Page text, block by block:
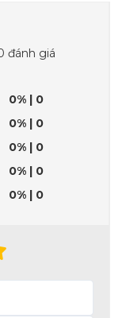
đánh giá
0% | 0
0% | 0
0% | 0
0% | 0
0% | 0